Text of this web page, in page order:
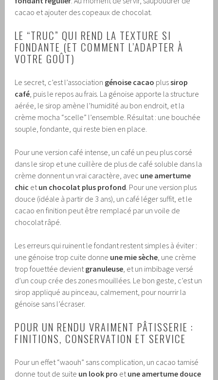
cacao et ajouter des copeaux de chocolat.
LE “TRUC” QUI REND LA TEXTURE SI
FONDANTE (ET COMMENT L’ADAPTER À
VOTRE GOÛT)
Le secret, c’est l’association génoise cacao plussirop
café , puis le repos au frais. La génoise apporte la structure
aérée, le sirop amène l’humidité au bon endroit, et la
crème mocha “scelle” l’ensemble. Résultat : une bouchée
souple, fondante, qui reste bien en place.
Pour une version café intense, un café un peu plus corsé
dans le sirop et une cuillère de plus de café soluble dans la
crème donnent un vrai caractère, avec une amertume
chic et un chocolat plus profond . Pour une version plus
douce (idéale à partir de 3 ans), un café léger suffit, et le
cacao en finition peut être remplacé par un voile de
chocolat râpé.
Les erreurs qui ruinent le fondant restent simples à éviter :
une génoise trop cuite donne une mie sèche , une crème
trop fouettée devient granuleuse , et un imbibage versé
d’un coup crée des zones mouillées. Le bon geste, c’est un
sirop appliqué au pinceau, calmement, pour nourrir la
génoise sans l’écraser.
POUR UN RENDU VRAIMENT PÂTISSERIE :
FINITIONS, CONSERVATION ET SERVICE
Pour un effet “waouh” sans complication, un cacao tamisé
donne tout de suite un look pro et une amertume douce